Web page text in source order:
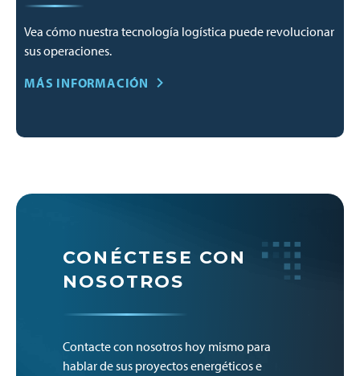
Vea cómo nuestra tecnología logística puede revolucionar
sus operaciones.
MÁS INFORMACIÓN
CONÉCTESE CON
NOSOTROS
Contacte con nosotros hoy mismo para
hablar de sus proyectos energéticos e